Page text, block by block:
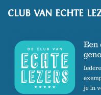
CLUB VAN ECHTE